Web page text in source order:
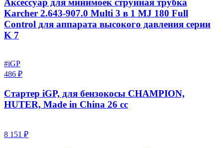
Аксессуар для минимоек струйная трубка
Karcher 2.643-907.0 Multi 3 в 1 MJ 180 Full
Control для аппарата высокого давления серии
K 7
#iGP
486 ₽
Стартер iGP, для бензокосы CHAMPION,
HUTER, Made in China 26 cc
8 151 ₽